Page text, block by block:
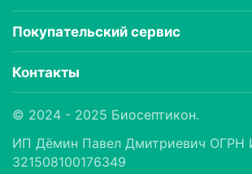
Покупательский сервис
Контакты
© 2024 - 2025 Биосептикон.
ИП Дëмин Павел Дмитриевич ОГРН
321508100176349